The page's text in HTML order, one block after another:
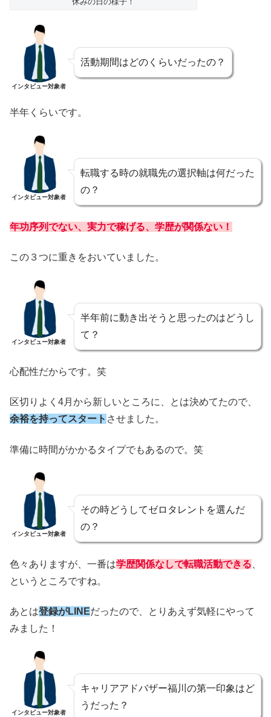
インタビュー対象者
活動期間はどのくらいだったの？
半年くらいです。
インタビュー対象者
転職する時の就職先の選択軸は何だった
の？
年功序列でない、実力で稼げる、学歴が関係ない！
この３つに重きをおいていました。
インタビュー対象者
半年前に動き出そうと思ったのはどうし
て？
心配性だからです。笑
区切りよく4月から新しいところに、とは決めてたので、
余裕を持ってスタート させました。
準備に時間がかかるタイプでもあるので。笑
インタビュー対象者
その時どうしてゼロタレントを選んだ
の？
色々ありますが、一番は学歴関係なしで転職活動できる
というところですね。
あとは登録がLINEだったので、とりあえず気軽にやって
みました！
インタビュー対象者
キャリアアドバザー福川の第一印象はど
うだった？